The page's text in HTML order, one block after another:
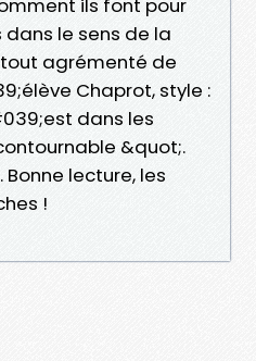
ils font pour
le sens de la
agrémenté de
Chaprot, style :
dans les
&quot;.
Bonne lecture, les
!